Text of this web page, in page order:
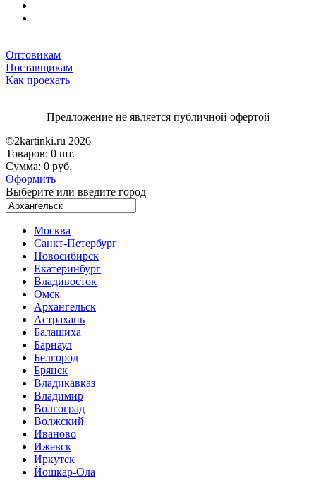
Оптовикам
Поставщикам
Как проехать
Предложение не является публичной офертой
©2kartinki.ru 2026
Товаров: 0 шт.
Сумма: 0 руб.
Оформить
Выберите или введите город
Москва
Санкт-Петербург
Новосибирск
Екатеринбург
Владивосток
Омск
Архангельск
Астрахань
Балашиха
Барнаул
Белгород
Брянск
Владикавказ
Владимир
Волгоград
Волжский
Иваново
Ижевск
Иркутск
Йошкар-Ола